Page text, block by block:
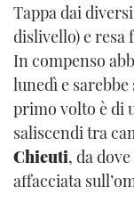
Tappa dai
dislivello) e resa
In compenso
lunedì e
primo volto è di
saliscendi tra
Chieuti, da
affacciata